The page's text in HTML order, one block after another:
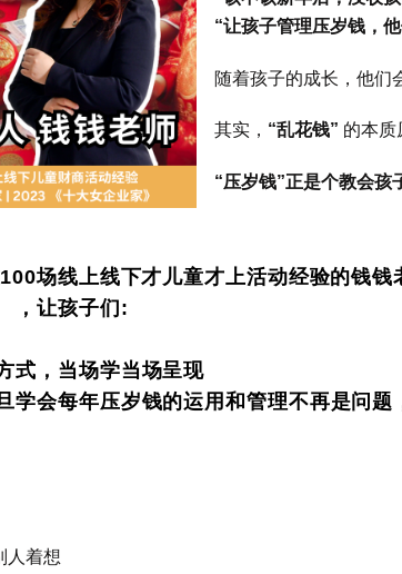
“让孩子管理压岁钱，
随着孩子的成长，他们
其实， “乱花钱” 的本质
“压岁钱”正是个教会孩
场线上线下才儿童才上活动经验的钱
，让孩子们:
式，当场学当场呈现
学会每年压岁钱的运用和管理不再是问
人着想